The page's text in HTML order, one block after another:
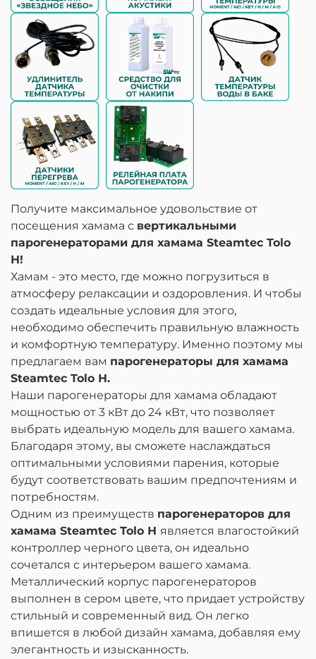
Получите максимальное удовольствие от
посещения хамама с вертикальными
парогенераторами для хамама Steamtec Tolo
Н!
Хамам - это место, где можно погрузиться в
атмосферу релаксации и оздоровления. И чтобы
создать идеальные условия для этого,
необходимо обеспечить правильную влажность
и комфортную температуру. Именно поэтому мы
предлагаем вам парогенераторы для хамама
Steamtec Tolo Н.
Наши парогенераторы для хамама обладают
мощностью от 3 кВт до 24 кВт, что позволяет
выбрать идеальную модель для вашего хамама.
Благодаря этому, вы сможете наслаждаться
оптимальными условиями парения, которые
будут соответствовать вашим предпочтениям и
потребностям.
Одним из преимуществ парогенераторов для
хамама Steamtec Tolo Н является влагостойкий
контроллер черного цвета, он идеально
сочетался с интерьером вашего хамама.
Металлический корпус парогенераторов
выполнен в сером цвете, что придает устройству
стильный и современный вид. Он легко
впишется в любой дизайн хамама, добавляя ему
элегантность и изысканность.